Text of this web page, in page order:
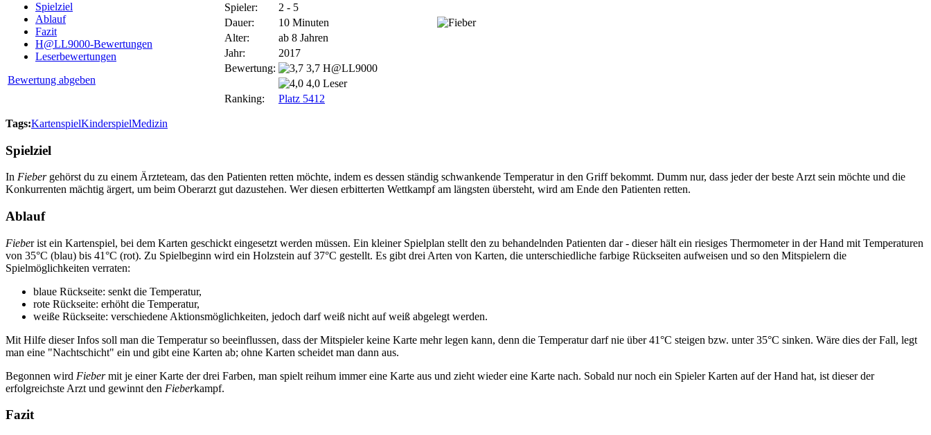
Spielziel
Ablauf
Fazit
H@LL9000-Bewertungen
Leserbewertungen
Bewertung abgeben
Spieler:
2 - 5
Dauer:
10 Minuten
Alter:
ab 8 Jahren
Jahr:
2017
Bewertung:
3,7 H@LL9000
4,0 Leser
Ranking:
Platz 5412
Tags:KartenspielKinderspielMedizin
Spielziel
In Fiebergehörst du zu einem Ärzteteam, das den Patienten retten möchte, indem es dessen ständig schwankende Temperatur in den Griff bekommt. Dumm nur, dass jeder der beste Arzt sein möchte und die
Konkurrenten mächtig ärgert, um beim Oberarzt gut dazustehen. Wer diesen erbitterten Wettkampf am längsten übersteht, wird am Ende den Patienten retten.
Ablauf
Fieber ist ein Kartenspiel, bei dem Karten geschickt eingesetzt werden müssen. Ein kleiner Spielplan stellt den zu behandelnden Patienten dar - dieser hält ein riesiges Thermometer in der Hand mit Temperaturen
von 35°C (blau) bis 41°C (rot). Zu Spielbeginn wird ein Holzstein auf 37°C gestellt. Es gibt drei Arten von Karten, die unterschiedliche farbige Rückseiten aufweisen und so den Mitspielern die
Spielmöglichkeiten verraten:
blaue Rückseite: senkt die Temperatur,
rote Rückseite: erhöht die Temperatur,
weiße Rückseite: verschiedene Aktionsmöglichkeiten, jedoch darf weiß nicht auf weiß abgelegt werden.
Mit Hilfe dieser Infos soll man die Temperatur so beeinflussen, dass der Mitspieler keine Karte mehr legen kann, denn die Temperatur darf nie über 41°C steigen bzw. unter 35°C sinken. Wäre dies der Fall, legt
man eine "Nachtschicht" ein und gibt eine Karten ab; ohne Karten scheidet man dann aus.
Begonnen wird Fiebermit je einer Karte der drei Farben, man spielt reihum immer eine Karte aus und zieht wieder eine Karte nach. Sobald nur noch ein Spieler Karten auf der Hand hat, ist dieser der
erfolgreichste Arzt und gewinnt den Fieberkampf.
Fazit